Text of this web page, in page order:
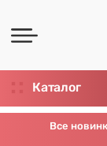
Каталог
Все